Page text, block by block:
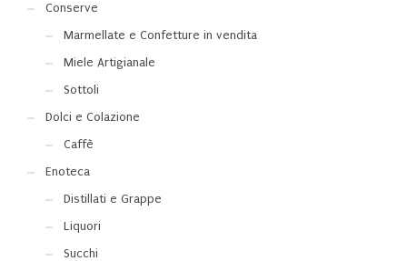
Conserve
Marmellate e Confetture in vendita
Miele Artigianale
Sottoli
Dolci e Colazione
Caffè
Enoteca
Distillati e Grappe
Liquori
Succhi